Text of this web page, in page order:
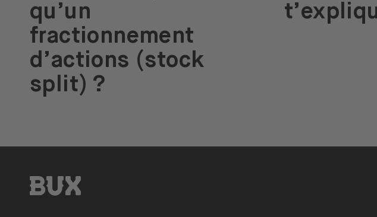
qu’un
fractionnement
d’actions (stock
split) ?
BUX | Réveille ton argent FR